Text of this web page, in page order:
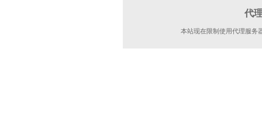
代
本站现在限制使用代理服务